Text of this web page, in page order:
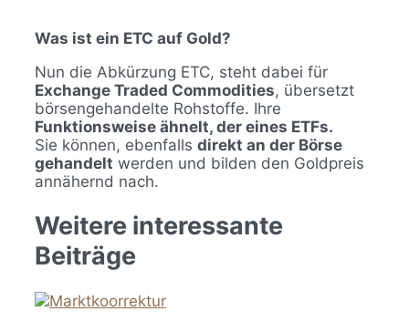
Was ist ein ETC auf Gold?
Nun die Abkürzung ETC, steht dabei für
Exchange Traded Commodities, übersetzt
börsengehandelte Rohstoffe. Ihre
Funktionsweise ähnelt, der eines ETFs.
Sie können, ebenfalls direkt an der Börse
gehandelt werden und bilden den Goldpreis
annähernd nach.
Weitere interessante
Beiträge